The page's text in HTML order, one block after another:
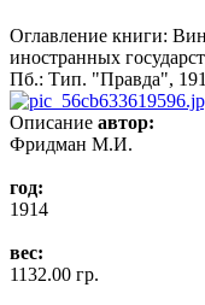
Оглавление книги:
иностранных
Пб.: Тип. "Правда",
Описание автор:
Фридман М.И.
год:
1914
вес:
1132.00 гр.